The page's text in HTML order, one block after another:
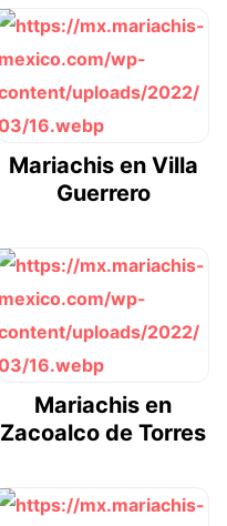
Mariachis en Villa
Guerrero
Mariachis en
Zacoalco de Torres